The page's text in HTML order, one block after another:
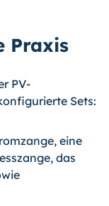
Praxis
PV-
Sets:
eine
das